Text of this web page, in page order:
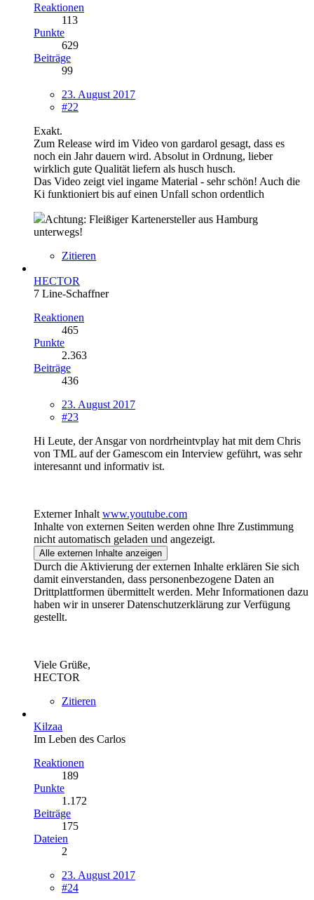
Reaktionen
113
Punkte
629
Beiträge
99
23. August 2017
#22
Exakt.
Zum Release wird im Video von gardarol gesagt, dass es
noch ein Jahr dauern wird. Absolut in Ordnung, lieber
wirklich gute Qualität liefern als husch husch.
Das Video zeigt viel ingame Material - sehr schön! Auch die
Ki funktioniert bis auf einen Unfall schon ordentlich
Achtung: Fleißiger Kartenersteller aus Hamburg
unterwegs!
Zitieren
HECTOR
7 Line-Schaffner
Reaktionen
465
Punkte
2.363
Beiträge
436
23. August 2017
#23
Hi Leute, der Ansgar von nordrheintvplay hat mit dem Chris
von TML auf der Gamescom ein Interview geführt, was sehr
interesannt und informativ ist.
Externer Inhalt www.youtube.com
Inhalte von externen Seiten werden ohne Ihre Zustimmung
nicht automatisch geladen und angezeigt.
Alle externen Inhalte anzeigen
Durch die Aktivierung der externen Inhalte erklären Sie sich
damit einverstanden, dass personenbezogene Daten an
Drittplattformen übermittelt werden. Mehr Informationen dazu
haben wir in unserer Datenschutzerklärung zur Verfügung
gestellt.
Viele Grüße,
HECTOR
Zitieren
Kilzaa
Im Leben des Carlos
Reaktionen
189
Punkte
1.172
Beiträge
175
Dateien
2
23. August 2017
#24